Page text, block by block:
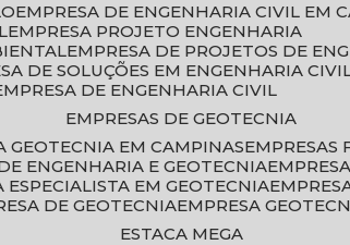
EMPRESA DE ENGENHARIA CIVIL EM
EMPRESA PROJETO ENGENHARIA
EMPRESA DE PROJETOS DE
DE SOLUÇÕES EM ENGENHARIA
EMPRESA DE ENGENHARIA CIVIL
EMPRESAS DE GEOTECNIA
GEOTECNIA EM CAMPINAS
DE ENGENHARIA E GEOTECNIA
ESPECIALISTA EM GEOTECNIA
DE GEOTECNIA EMPRESA
ESTACA MEGA